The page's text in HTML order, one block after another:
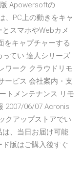
Apowersoftの
PC上の動きをキャ
スマホやWebカメ
をキャプチャーする
てい 達人シリーズ
ワーク クラウドリモ
ービス 会社案内・支
トメンテナンス リモ
2007/06/07 Acronis
クアップストアでい
、当日お届け可能
版はご購入後すぐ